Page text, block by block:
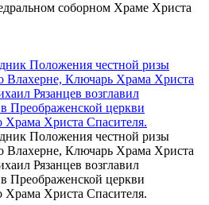
соборном Храме Христа
Положения честной ризы
Влахерне, Ключарь Храма Христа
Рязанцев возглавил
Преображенской церкви
Храма Христа Спасителя.
Положения честной ризы
Влахерне, Ключарь Храма Христа
Рязанцев возглавил
Преображенской церкви
Храма Христа Спасителя.